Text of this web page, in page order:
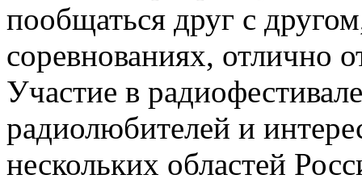
пообщаться друг с
соревнованиях, отлично
Участие в
радиолюбителей и
нескольких областей